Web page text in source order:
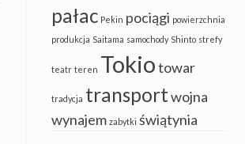
pałac Pekin pociągi powierzchnia
produkcja Saitama samochody Shinto strefy
teatr teren Tokiotowar
tradycja transportwojna
wynajem zabytki świątynia